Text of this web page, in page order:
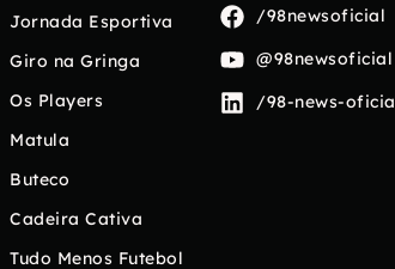
Jornada Esportiva
Giro na Gringa
Os Players
Matula
Buteco
Cadeira Cativa
Tudo Menos Futebol
/98newsoficial
@98newsoficial
/98-news-